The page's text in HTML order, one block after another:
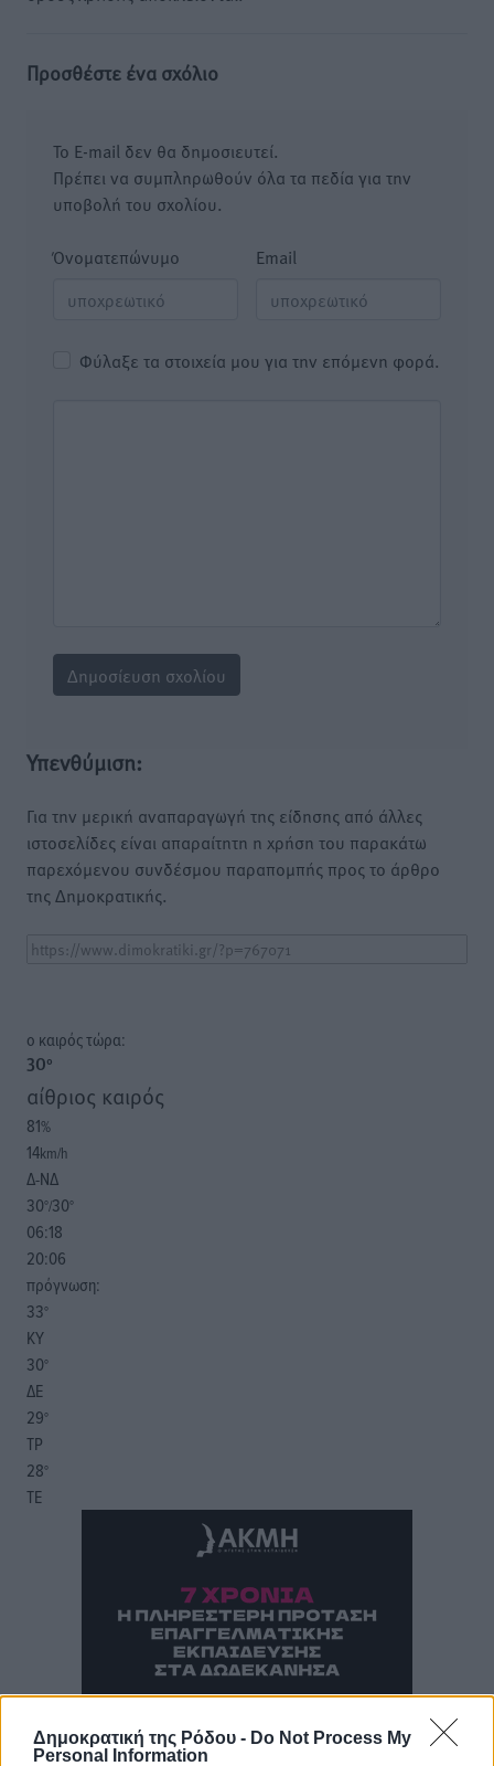
Δημοκρατική της Ρόδου - Do Not Process My
Personal Information
Προσθέστε ένα σχόλιο
Το E-mail δεν θα δημοσιευτεί.
Πρέπει να συμπληρωθούν όλα τα πεδία για την
υποβολή του σχολίου.
Όνοματεπώνυμο Email
Φύλαξε τα στοιχεία μου για την επόμενη φορά.
Υπενθύμιση:
Για την μερική αναπαραγωγή της είδησης από άλλες
ιστοσελίδες είναι απαραίτητη η χρήση του παρακάτω
παρεχόμενου συνδέσμου παραπομπής προς το άρθρο
της Δημοκρατικής.
o καιρός τώρα:
30°
αίθριος καιρός
81%
14km/h
Δ-ΝΔ
30°/30°
06:18
20:06
πρόγνωση:
33°
ΚΥ
30°
ΔΕ
29°
ΤΡ
28°
ΤΕ